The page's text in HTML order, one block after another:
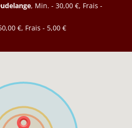
, Min. - 30,00 €, Frais -
€, Frais - 5,00 €